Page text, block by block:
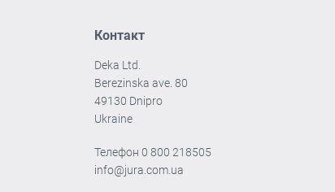
Контакт
Deka Ltd.
Berezinska ave. 80
49130 Dnipro
Ukraine
Телефон0 800 218505
info@jura.com.ua